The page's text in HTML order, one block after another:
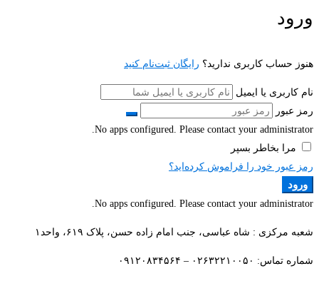
ورود
هنوز حساب کاربری ندارید؟ رایگان ثبت‌نام کنید
نام کاربری یا ایمیل
رمز عبور
No apps configured. Please contact your administrator.
مرا بخاطر بسپر
رمز عبور خود را فراموش کرده‌اید؟
ورود
No apps configured. Please contact your administrator.
شعبه مرکزی : شاه عباسی، جنب امام زاده حسن، پلاک ۶۱۹، واحد۱​
شماره تماس: ۰۲۶۳۲۲۱۰۰۵۰ – ۰۹۱۲۰۸۳۴۵۶۴